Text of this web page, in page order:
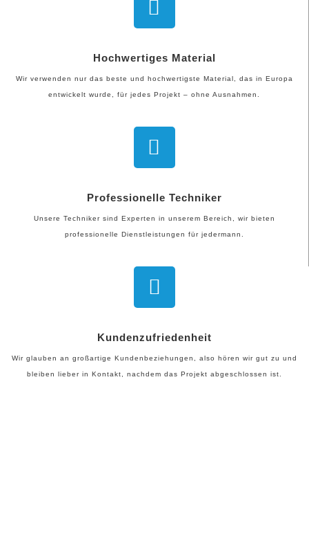
Hochwertiges Material
Wir verwenden nur das beste und hochwertigste Material, das in Europa
entwickelt wurde, für jedes Projekt – ohne Ausnahmen.
Professionelle Techniker
Unsere Techniker sind Experten in unserem Bereich, wir bieten
professionelle Dienstleistungen für jedermann.
Kundenzufriedenheit
Wir glauben an großartige Kundenbeziehungen, also hören wir gut zu und
bleiben lieber in Kontakt, nachdem das Projekt abgeschlossen ist.